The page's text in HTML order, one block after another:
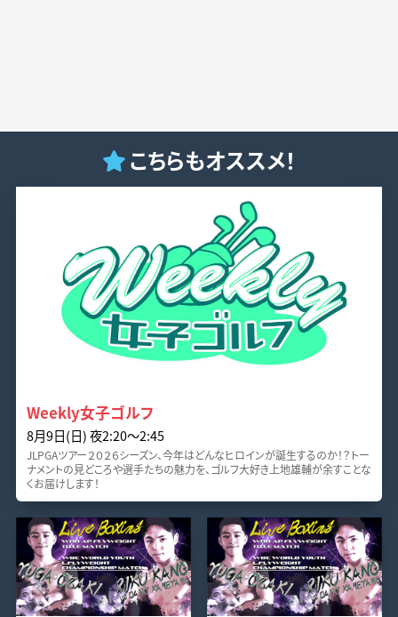
こちらもオススメ！
Weekly女子ゴルフ
8月9日(日) 夜2:20〜2:45
JLPGAツアー２０２６シーズン、今年はどんなヒロインが誕生するのか！？トー
ナメントの見どころや選手たちの魅力を、ゴルフ大好き上地雄輔が余すことな
くお届けします！